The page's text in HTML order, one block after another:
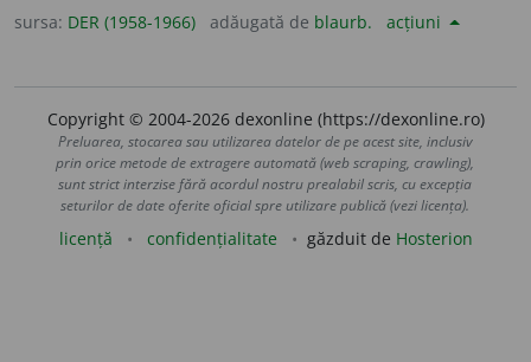
sursa: DER (1958-1966) adăugată de blaurb. acțiuni
Copyright © 2004-2026 dexonline (https://dexonline.ro)
Preluarea, stocarea sau utilizarea datelor de pe acest site, inclusiv
prin orice metode de extragere automată (web scraping, crawling),
sunt strict interzise fără acordul nostru prealabil scris, cu excepția
seturilor de date oferite oficial spre utilizare publică (vezi licența).
licență confidențialitate găzduit de Hosterion